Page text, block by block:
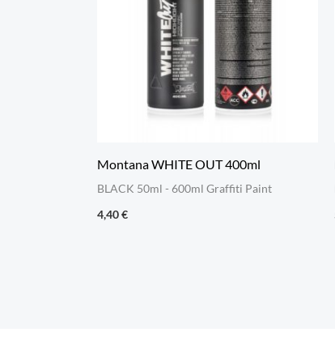
Montana WHITE OUT 400ml
BLACK 50ml - 600ml Graffiti Paint
4,40€